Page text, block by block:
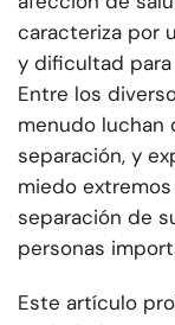
caracteriza por
y dificultad
Entre los
menudo luchan
separación, y
miedo
separación de
personas
Este artículo